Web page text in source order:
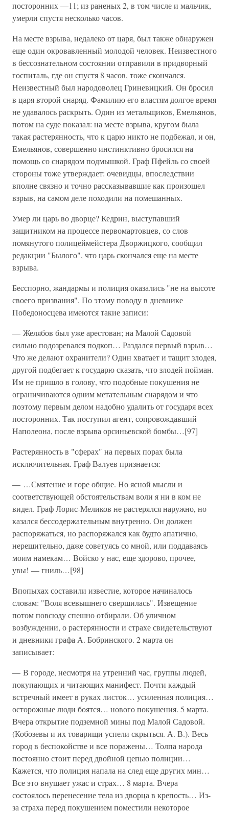
посторонних —11; из раненых 2, в том числе и мальчик,
умерли спустя несколько часов.
На месте взрыва, недалеко от царя, был также обнаружен
еще один окровавленный молодой человек. Неизвестного
в бессознательном состоянии отправили в придворный
госпиталь, где он спустя 8 часов, тоже скончался.
Неизвестный был народоволец Гриневицкий. Он бросил
в царя второй снаряд. Фамилию его властям долгое время
не удавалось раскрыть. Один из метальщиков, Емельянов,
потом на суде показал: на месте взрыва, кругом была
такая растерянность, что к царю никто не подбежал, и он,
Емельянов, совершенно инстинктивно бросился на
помощь со снарядом подмышкой. Граф Пфейль со своей
стороны тоже утверждает: очевидцы, впоследствии
вполне связно и точно рассказывавшие как произошел
взрыв, на самом деле походили на помешанных.
Умер ли царь во дворце? Кедрин, выступавший
защитником на процессе первомартовцев, со слов
помянутого полицеймейстера Дворжицкого, сообщил
редакции "Былого", что царь скончался еще на месте
взрыва.
Беcспорно, жандармы и полиция оказались "не на высоте
своего призвания". По этому поводу в дневнике
Победоносцева имеются такие записи:
— Желябов был уже арестован; на Малой Садовой
сильно подозревался подкоп… Раздался первый взрыв…
Что же делают охранители? Один хватает и тащит злодея,
другой подбегает к государю сказать, что злодей пойман.
Им не пришло в голову, что подобные покушения не
ограничиваются одним метательным снарядом и что
поэтому первым делом надобно удалить от государя всех
посторонних. Так поступил агент, сопровождавший
Наполеона, после взрыва орсиньевской бомбы…[97]
Растерянность в "сферах" на первых порах была
исключительная. Граф Валуев признается:
— …Смятение и горе общие. Но ясной мысли и
соответствующей обстоятельствам воли я ни в ком не
видел. Граф Лорис-Меликов не растерялся наружно, но
казался бессодержательным внутренно. Он должен
распоряжаться, но распоряжался как будто aпатично,
нерешительно, даже советуясь со мной, или поддаваясь
моим намекам… Войско у нас, еще здорово, прочее,
увы! — гниль…[98]
Впопыхах составили известие, которое начиналось
словам: "Воля всевышнего свершилась". Извещение
потом повсюду спешно отбирали. Об уличном
возбуждении, о растерянности и страхе свидетельствуют
и дневники графа А. Бобринского. 2 марта он
записывает:
— В городе, несмотря на утренний час, группы людей,
покупающих и читающих манифест. Почти каждый
встречный имеет в руках листок… усиленная полиция…
осторожные люди боятся… нового покушения. 5 марта.
Вчера открытие подземной мины под Малой Садовой.
(Кобозевы и их товарищи успели скрыться. А. В.). Весь
город в беспокойстве и все поражены… Толпа народа
постоянно стоит перед двойной цепью полиции…
Кажется, что полиция напала на след еще других мин…
Все это внушает ужас и страх… 8 марта. Вчера
состоялось перенесение тела из дворца в крепость… Из-
за страха перед покушением поместили некоторое